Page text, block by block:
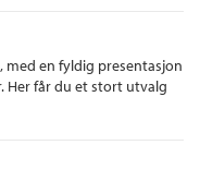
med en fyldig presentasjon
Her får du et stort utvalg